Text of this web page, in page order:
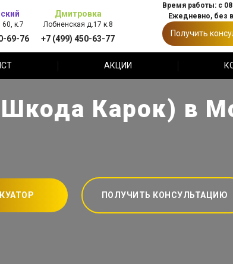
к.7
69-76
Дмитровка
Лобненская д.17 к.8
+7 (499) 450-63-77
Время работы: с
Ежедневно, без
Получить
АКЦИИ
Карок) в
ПОЛУЧИТЬ КОНСУЛЬТАЦИЮ